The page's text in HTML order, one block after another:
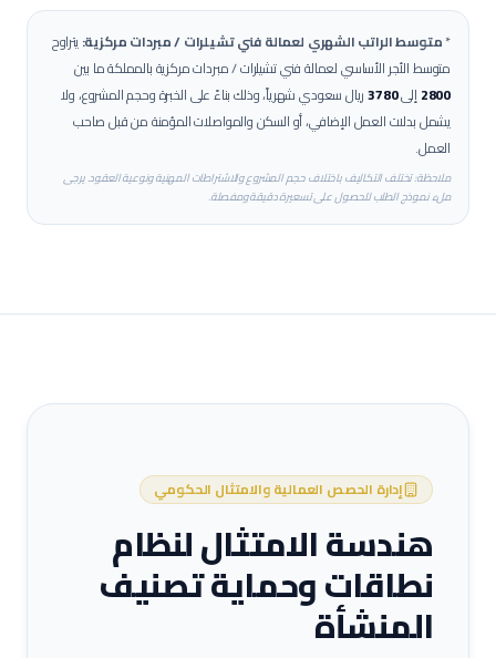
*متوسط الراتب الشهري لعمالةفني تشيلرات / مبردات مركزية:يتراوح
متوسط الأجر الأساسي لعمالةفني تشيلرات / مبردات مركزيةبالمملكة ما بين
2800إلى3780ريال سعودي شهرياً، وذلك بناءً على الخبرة وحجم المشروع، ولا
يشمل بدلات العمل الإضافي، أو السكن والمواصلات المؤمنة من قبل صاحب
العمل.
ملاحظة: تختلف التكاليف باختلاف حجم المشروع والاشتراطات المهنية ونوعية العقود. يرجى
ملء نموذج الطلب للحصول على تسعيرة دقيقة ومفصلة.
إدارة الحصص العمالية والامتثال الحكومي
هندسة الامتثال لنظام
نطاقات وحماية تصنيف
المنشأة